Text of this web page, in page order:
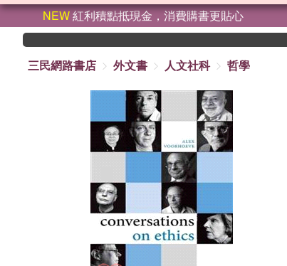
NEW紅利積點抵現金，消費購書更貼心
三民網路書店
外文書 人文社科 哲學